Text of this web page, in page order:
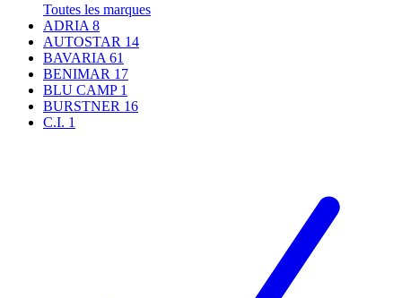
Toutes les marques
ADRIA 8
AUTOSTAR 14
BAVARIA 61
BENIMAR 17
BLU CAMP 1
BURSTNER 16
C.I. 1